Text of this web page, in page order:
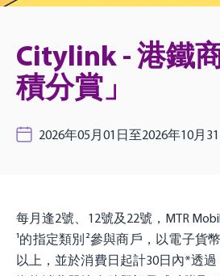
Citylink - 港鐵
積分賞」
2026年05月01日至2026年10月
每月逢2號、12號及22號，MTR
¹的指定類別²參與商戶，以電子貨
以上，並於消費日起計30日內*透過